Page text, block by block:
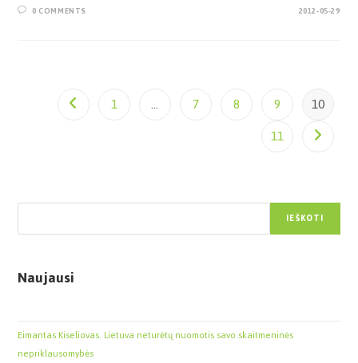
0 COMMENTS 2012-05-29
1 … 7 8 9
10
11
IEŠKOTI
Naujausi
Eimantas Kiseliovas. Lietuva neturėtų nuomotis savo skaitmeninės
nepriklausomybės